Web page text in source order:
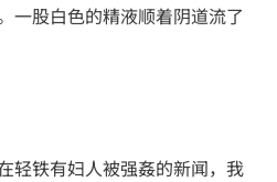
一股白色的精液顺着阴道流了
轻铁有妇人被强姦的新闻，我